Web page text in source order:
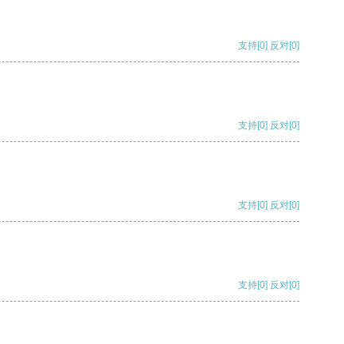
支持[0] 反对[0]
支持[0] 反对[0]
支持[0] 反对[0]
支持[0] 反对[0]